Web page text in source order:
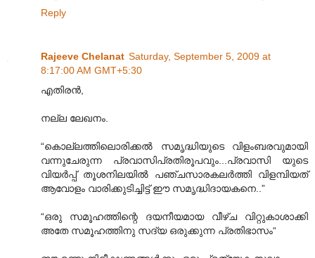
Reply
Rajeeve Chelanat Saturday, September 5, 2009 at
8:17:00 AM GMT+5:30
എതിരന്‍,
നല്ല ലേഖനം.
“കൊല്ലത്തിലൊരിക്കല്‍ സമൃദ്ധിയുടെ വിളംബരവുമായി
വന്നുചേരുന്ന പ്രവാസിപ്രതിരൂപവും...പ്രവാസി യുടെ
വിയർപ്പ് തൂശനിലയില്‍ പഞ്ചസാരകലര്‍ത്തി വിളമ്പിയത്
ആവോളം വാരിക്കുടിച്ചിട്ട് ഈ സമൃദ്ധിദായകനെ..”
“ഒരു സമൂഹത്തിന്റെ ദയനീയമായ വീഴ്ച വിറ്റുകാശാക്കി
അതേ സമൂഹത്തിനു സദ്യ ഒരുക്കുന്ന പ്രതിഭാസം“